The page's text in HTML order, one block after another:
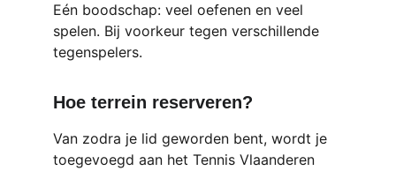
Eén boodschap: veel oefenen en veel
spelen. Bij voorkeur tegen verschillende
tegenspelers.
Hoe terrein reserveren?
Van zodra je lid geworden bent, wordt je
toegevoegd aan het Tennis Vlaanderen